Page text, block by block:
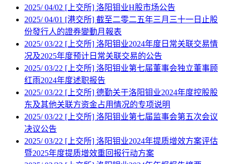
2025/ 04/02 [上交所] 洛阳钼业H股市场公告
2025/ 04/01 [港交所] 截至二零二五年三月三十一日止股
份發行人的證券變動月報表
2025/ 03/22 [上交所] 洛阳钼业2024年度日常关联交易情
况及2025年度预计日常关联交易的公告
2025/ 03/22 [上交所] 洛阳钼业第七届董事会独立董事顾
红雨2024年度述职报告
2025/ 03/22 [上交所] 德勤关于洛阳钼业2024年度控股股
东及其他关联方资金占用情况的专项说明
2025/ 03/22 [上交所] 洛阳钼业第七届监事会第五次会议
决议公告
2025/ 03/22 [上交所] 洛阳钼业2024年提质增效方案评估
暨2025年度提质增效重回报行动方案